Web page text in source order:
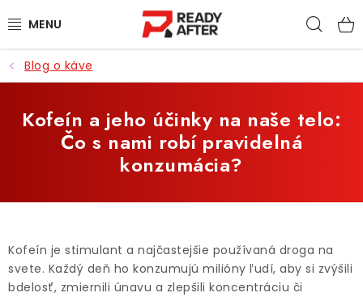
na
KÁVA
SYPANÉ ČAJE
CASCARA
PRE DETI
Blog o káve
Kofeín a jeho účinky na naše telo:
Čo s nami robí pravidelná
konzumácia?
Kofeín je stimulant a najčastejšie používaná droga na
svete. Každý deň ho konzumujú milióny ľudí, aby si zvýšili
bdelosť, zmiernili únavu a zlepšili koncentráciu či